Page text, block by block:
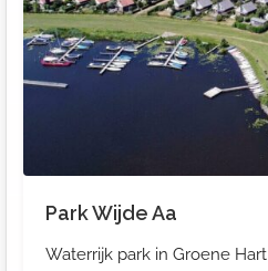
Park Wijde Aa
Waterrijk park in Groene Hart